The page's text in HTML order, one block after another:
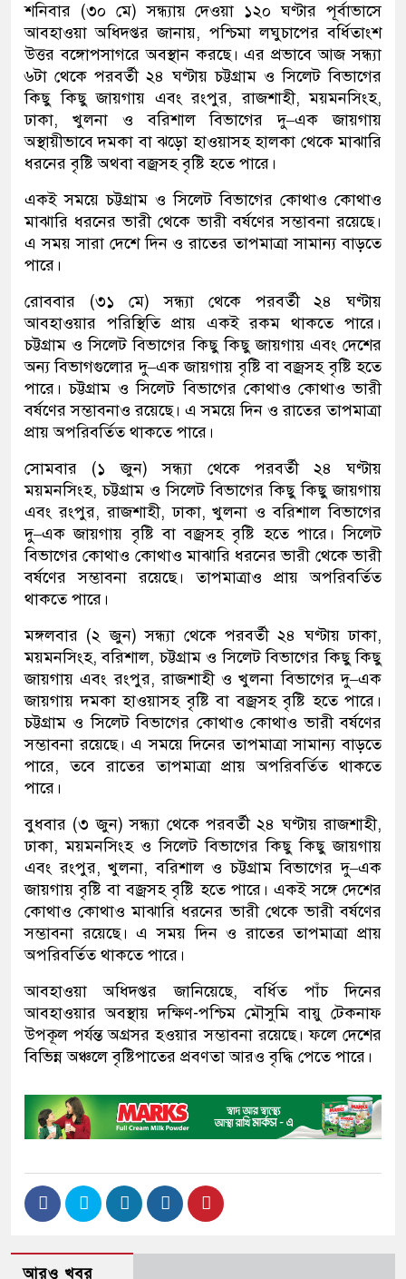
শনিবার (৩০ মে) সন্ধ্যায় দেওয়া ১২০ ঘণ্টার পূর্বাভাসে
আবহাওয়া অধিদপ্তর জানায়, পশ্চিমা লঘুচাপের বর্ধিতাংশ
উত্তর বঙ্গোপসাগরে অবস্থান করছে। এর প্রভাবে আজ সন্ধ্যা
৬টা থেকে পরবর্তী ২৪ ঘণ্টায় চট্টগ্রাম ও সিলেট বিভাগের
কিছু কিছু জায়গায় এবং রংপুর, রাজশাহী, ময়মনসিংহ,
ঢাকা, খুলনা ও বরিশাল বিভাগের দু–এক জায়গায়
অস্থায়ীভাবে দমকা বা ঝড়ো হাওয়াসহ হালকা থেকে মাঝারি
ধরনের বৃষ্টি অথবা বজ্রসহ বৃষ্টি হতে পারে।
একই সময়ে চট্টগ্রাম ও সিলেট বিভাগের কোথাও কোথাও
মাঝারি ধরনের ভারী থেকে ভারী বর্ষণের সম্ভাবনা রয়েছে।
এ সময় সারা দেশে দিন ও রাতের তাপমাত্রা সামান্য বাড়তে
পারে।
রোববার (৩১ মে) সন্ধ্যা থেকে পরবর্তী ২৪ ঘণ্টায়
আবহাওয়ার পরিস্থিতি প্রায় একই রকম থাকতে পারে।
চট্টগ্রাম ও সিলেট বিভাগের কিছু কিছু জায়গায় এবং দেশের
অন্য বিভাগগুলোর দু–এক জায়গায় বৃষ্টি বা বজ্রসহ বৃষ্টি হতে
পারে। চট্টগ্রাম ও সিলেট বিভাগের কোথাও কোথাও ভারী
বর্ষণের সম্ভাবনাও রয়েছে। এ সময়ে দিন ও রাতের তাপমাত্রা
প্রায় অপরিবর্তিত থাকতে পারে।
সোমবার (১ জুন) সন্ধ্যা থেকে পরবর্তী ২৪ ঘণ্টায়
ময়মনসিংহ, চট্টগ্রাম ও সিলেট বিভাগের কিছু কিছু জায়গায়
এবং রংপুর, রাজশাহী, ঢাকা, খুলনা ও বরিশাল বিভাগের
দু–এক জায়গায় বৃষ্টি বা বজ্রসহ বৃষ্টি হতে পারে। সিলেট
বিভাগের কোথাও কোথাও মাঝারি ধরনের ভারী থেকে ভারী
বর্ষণের সম্ভাবনা রয়েছে। তাপমাত্রাও প্রায় অপরিবর্তিত
থাকতে পারে।
মঙ্গলবার (২ জুন) সন্ধ্যা থেকে পরবর্তী ২৪ ঘণ্টায় ঢাকা,
ময়মনসিংহ, বরিশাল, চট্টগ্রাম ও সিলেট বিভাগের কিছু কিছু
জায়গায় এবং রংপুর, রাজশাহী ও খুলনা বিভাগের দু–এক
জায়গায় দমকা হাওয়াসহ বৃষ্টি বা বজ্রসহ বৃষ্টি হতে পারে।
চট্টগ্রাম ও সিলেট বিভাগের কোথাও কোথাও ভারী বর্ষণের
সম্ভাবনা রয়েছে। এ সময়ে দিনের তাপমাত্রা সামান্য বাড়তে
পারে, তবে রাতের তাপমাত্রা প্রায় অপরিবর্তিত থাকতে
পারে।
বুধবার (৩ জুন) সন্ধ্যা থেকে পরবর্তী ২৪ ঘণ্টায় রাজশাহী,
ঢাকা, ময়মনসিংহ ও সিলেট বিভাগের কিছু কিছু জায়গায়
এবং রংপুর, খুলনা, বরিশাল ও চট্টগ্রাম বিভাগের দু–এক
জায়গায় বৃষ্টি বা বজ্রসহ বৃষ্টি হতে পারে। একই সঙ্গে দেশের
কোথাও কোথাও মাঝারি ধরনের ভারী থেকে ভারী বর্ষণের
সম্ভাবনা রয়েছে। এ সময় দিন ও রাতের তাপমাত্রা প্রায়
অপরিবর্তিত থাকতে পারে।
আবহাওয়া অধিদপ্তর জানিয়েছে, বর্ধিত পাঁচ দিনের
আবহাওয়ার অবস্থায় দক্ষিণ-পশ্চিম মৌসুমি বায়ু টেকনাফ
উপকূল পর্যন্ত অগ্রসর হওয়ার সম্ভাবনা রয়েছে। ফলে দেশের
বিভিন্ন অঞ্চলে বৃষ্টিপাতের প্রবণতা আরও বৃদ্ধি পেতে পারে।
আরও খবর